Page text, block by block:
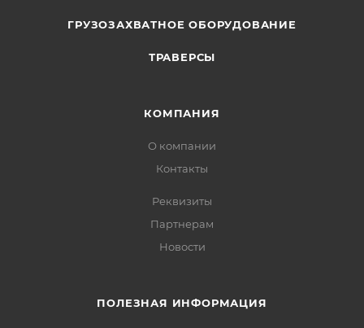
ГРУЗОЗАХВАТНОЕ ОБОРУДОВАНИЕ
ТРАВЕРСЫ
КОМПАНИЯ
О компании
Контакты
Реквизиты
Партнерам
Новости
ПОЛЕЗНАЯ ИНФОРМАЦИЯ